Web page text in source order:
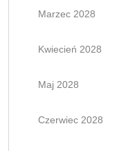
Marzec 2028
Kwiecień 2028
Maj 2028
Czerwiec 2028